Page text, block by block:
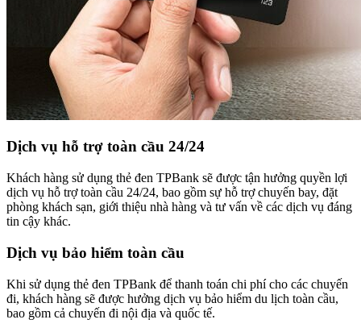
Dịch vụ hỗ trợ toàn cầu 24/24
Khách hàng sử dụng thẻ đen TPBank sẽ được tận hưởng quyền lợi
dịch vụ hỗ trợ toàn cầu 24/24, bao gồm sự hỗ trợ chuyến bay, đặt
phòng khách sạn, giới thiệu nhà hàng và tư vấn về các dịch vụ đáng
tin cậy khác.
Dịch vụ bảo hiểm toàn cầu
Khi sử dụng thẻ đen TPBank để thanh toán chi phí cho các chuyến
đi, khách hàng sẽ được hưởng dịch vụ bảo hiểm du lịch toàn cầu,
bao gồm cả chuyến đi nội địa và quốc tế.